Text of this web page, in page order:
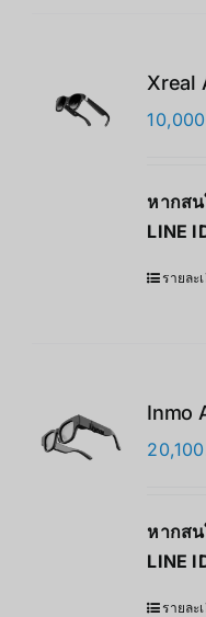
Xreal
หากส
LINE
รายละ
Inmo
หากส
LINE
รายละ